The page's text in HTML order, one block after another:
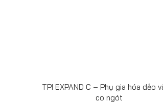
TPI EXPAND C – Phụ gia hóa dẻo
co ngót